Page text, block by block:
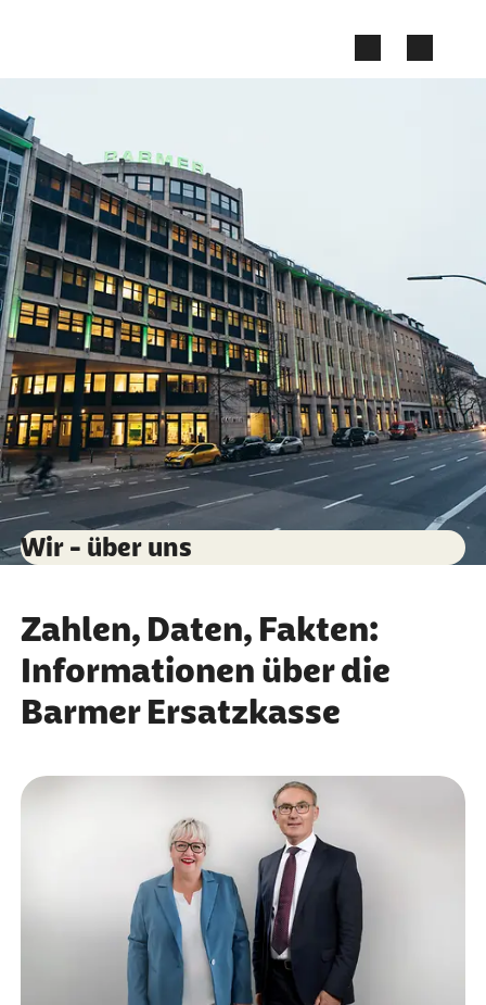
Wir - über uns
Zahlen, Daten, Fakten:
Informationen über die
Barmer Ersatzkasse